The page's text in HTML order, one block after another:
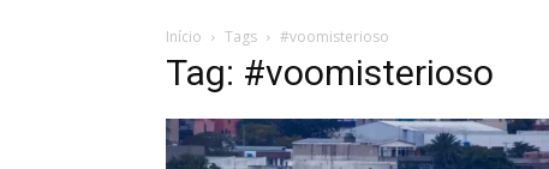
Início Tags #voomisterioso
Tag: #voomisterioso